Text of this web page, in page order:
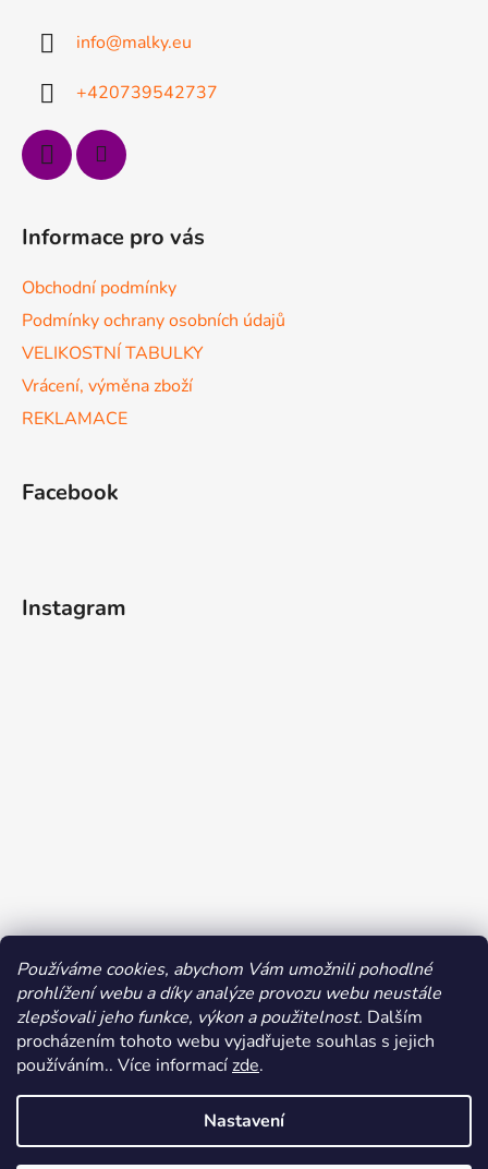
Používáme cookies, abychom Vám umožnili pohodlné
prohlížení webu a díky analýze provozu webu neustále
zlepšovali jeho funkce, výkon a použitelnost. Dalším
procházením tohoto webu vyjadřujete souhlas s jejich
používáním.. Více informacízde.
Nastavení
u
info@malky.eu
+420739542737
Informace pro vás
Obchodní podmínky
Podmínky ochrany osobních údajů
VELIKOSTNÍ TABULKY
Vrácení, výměna zboží
REKLAMACE
Facebook
Instagram
Sledovat na Instagramu